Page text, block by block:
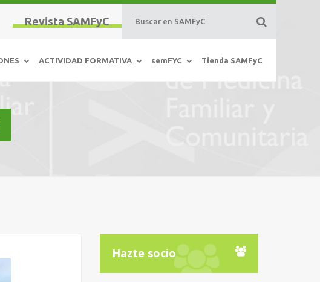
Revista SAMFyC
ACTIVIDAD FORMATIVA semFYC Tienda SAMFyC
Hazte socio